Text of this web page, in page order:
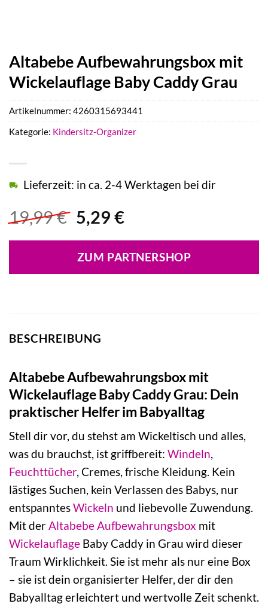
Altabebe Aufbewahrungsbox mit
Wickelauflage Baby Caddy Grau
19,99€ Ursprünglicher
war:
19,99 €
5,29 €Aktueller
ist:
5,29 €.
Lieferzeit: in ca. 2-4 Werktagen bei dir
ZUM PARTNERSHOP
Artikelnummer: 4260315693441
Kategorie: Kindersitz-Organizer
BESCHREIBUNG
Altabebe Aufbewahrungsbox mit
Wickelauflage Baby Caddy Grau: Dein
praktischer Helfer im Babyalltag
Stell dir vor, du stehst am Wickeltisch und alles,
was du brauchst, ist griffbereit: Windeln,
Feuchttücher, Cremes, frische Kleidung. Kein
lästiges Suchen, kein Verlassen des Babys, nur
entspanntesWickeln und liebevolle Zuwendung.
Mit derAltabebeAufbewahrungsbox mit
Wickelauflage Baby Caddy in Grau wird dieser
Traum Wirklichkeit. Sie ist mehr als nur eine Box
– sie ist dein organisierter Helfer, der dir den
Babyalltag erleichtert und wertvolle Zeit schenkt.